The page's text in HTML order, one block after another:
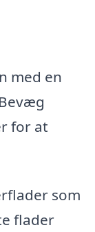
med en
for at
som
flader